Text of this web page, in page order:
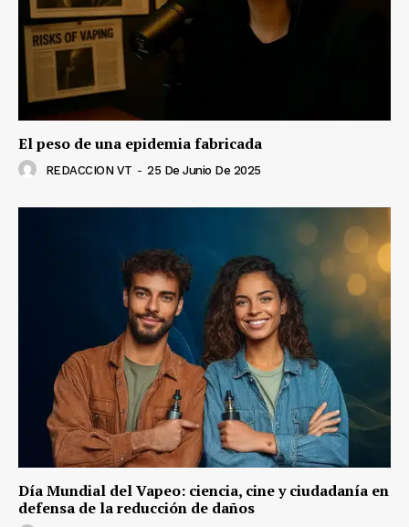
El peso de una epidemia fabricada
REDACCION VT - 25 De Junio De 2025
Día Mundial del Vapeo: ciencia, cine y ciudadanía en
defensa de la reducción de daños